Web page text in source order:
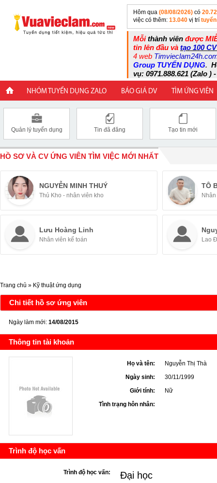
Hôm qua (08/08/2026) có
việc có thêm: 13.040 vị trí
Mỗithành viên được
tin lên đầu và tạo 100
4 web
Group TUYỂN DỤNG.
vụ: 0971.888.621 (Zalo )
NHÓM TUYỂN DỤNG ZALO BÁO GIÁ DV TÌM ỨNG VIÊN
Quản lý tuyển dụng Tin đã đăng Tạo tin mới
HỒ SƠ VÀ CV ỨNG VIÊN TÌM VIỆC MỚI NHẤT
NGUYỄN MINH THUÝ
Thủ Kho - nhân viên kho
TÔ
Lưu Hoàng Linh
Nhân viên kế toán Lao
Trang chủ » Kỹ thuật ứng dụng
Chi tiết hồ sơ ứng viên
Ngày làm mới: 14/08/2015
Thông tin tài khoản
Họ và tên:
Nguyễn Thị Thà
Ngày sinh:
30/11/1999
Giới tính:
Nữ
Tình trạng hôn nhân:
Trình độ học vấn
Trình độ học vấn: Đại học